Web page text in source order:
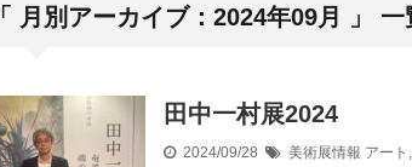
「 月別アーカイブ：2024年09月 」 一
田中一村展2024
2024/09/28 美術展情報 アート ,